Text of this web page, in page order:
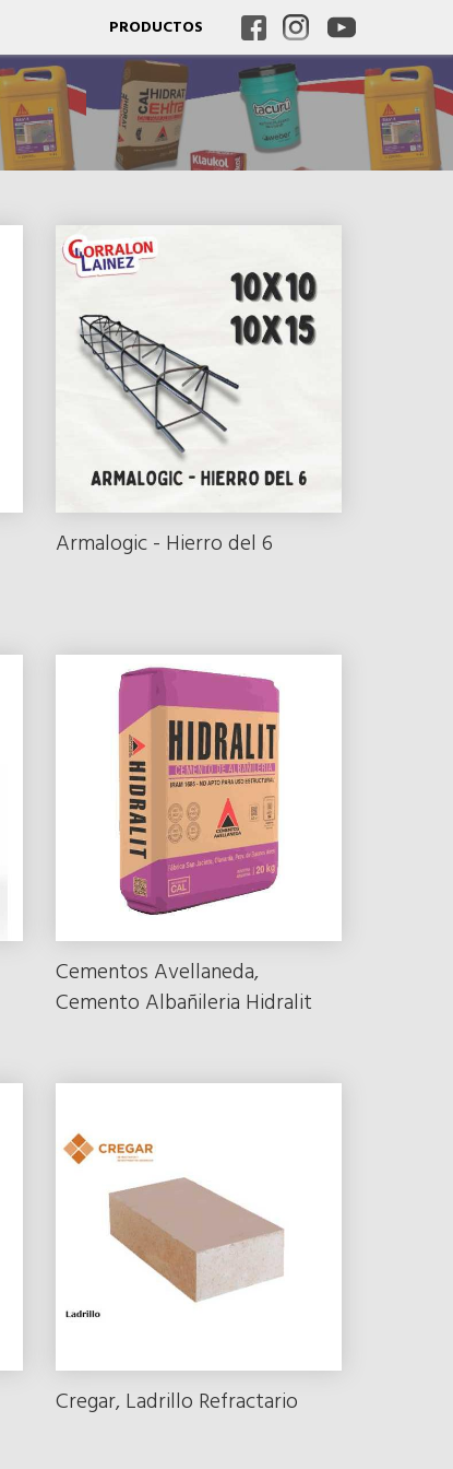
PRODUCTOS
Armalogic - Hierro del 6
Cementos Avellaneda,
Cemento Albañileria Hidralit
Cregar, Ladrillo Refractario